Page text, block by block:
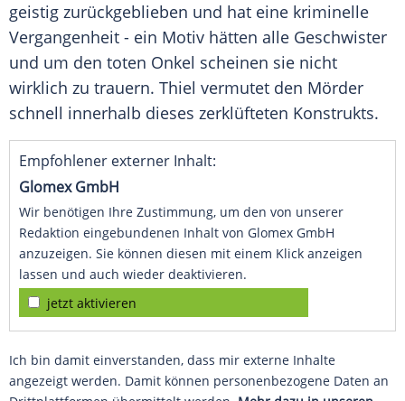
geistig zurückgeblieben und hat eine kriminelle
Vergangenheit - ein Motiv hätten alle Geschwister
und um den toten Onkel scheinen sie nicht
wirklich zu trauern. Thiel vermutet den Mörder
schnell innerhalb dieses zerklüfteten Konstrukts.
Empfohlener externer Inhalt:
Glomex GmbH
Wir benötigen Ihre Zustimmung, um den von unserer
Redaktion eingebundenen Inhalt von Glomex GmbH
anzuzeigen. Sie können diesen mit einem Klick anzeigen
lassen und auch wieder deaktivieren.
jetzt aktivieren
Ich bin damit einverstanden, dass mir externe Inhalte
angezeigt werden. Damit können personenbezogene Daten an